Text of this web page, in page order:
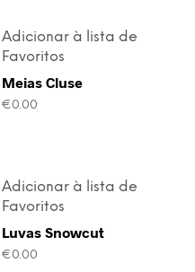
Adicionar à lista de
Favoritos
Meias Cluse
€0.00
Adicionar à lista de
Favoritos
Luvas Snowcut
€0.00